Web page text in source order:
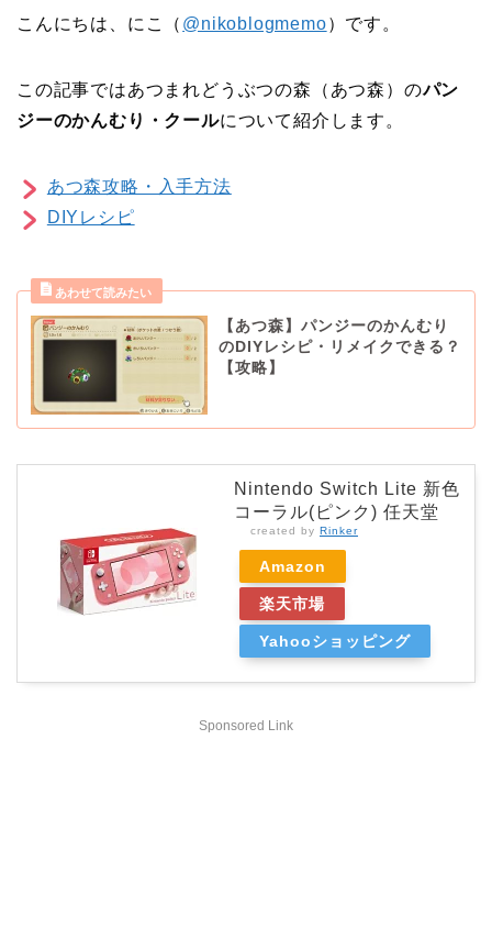
こんにちは、にこ（ @nikoblogmemo）です。
この記事ではあつまれどうぶつの森（あつ森）のパン
ジーのかんむり・クールについて紹介します。
あつ森攻略・入手方法
DIYレシピ
【あつ森】パンジーのかんむり
のDIYレシピ・リメイクできる？
【攻略】
Nintendo Switch Lite 新色
コーラル(ピンク) 任天堂
created by Rinker
Amazon
楽天市場
Yahooショッピング
Sponsored Link